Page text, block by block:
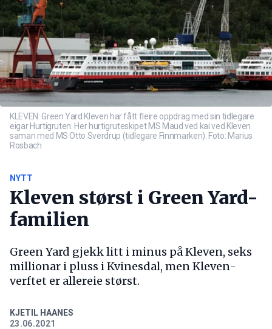
KLEVEN: Green Yard Kleven har fått fleire oppdrag med sin tidlegare
eigar Hurtigruten. Her hurtigruteskipet MS Maud ved kai ved Kleven
saman med MS Otto Sverdrup (tidlegare Finnmarken). Foto: Marius
Rosbach
NYTT
Kleven størst i Green Yard-
familien
Green Yard gjekk litt i minus på Kleven, seks
millionar i pluss i Kvinesdal, men Kleven-
verftet er allereie størst.
KJETIL HAANES
23.06.2021